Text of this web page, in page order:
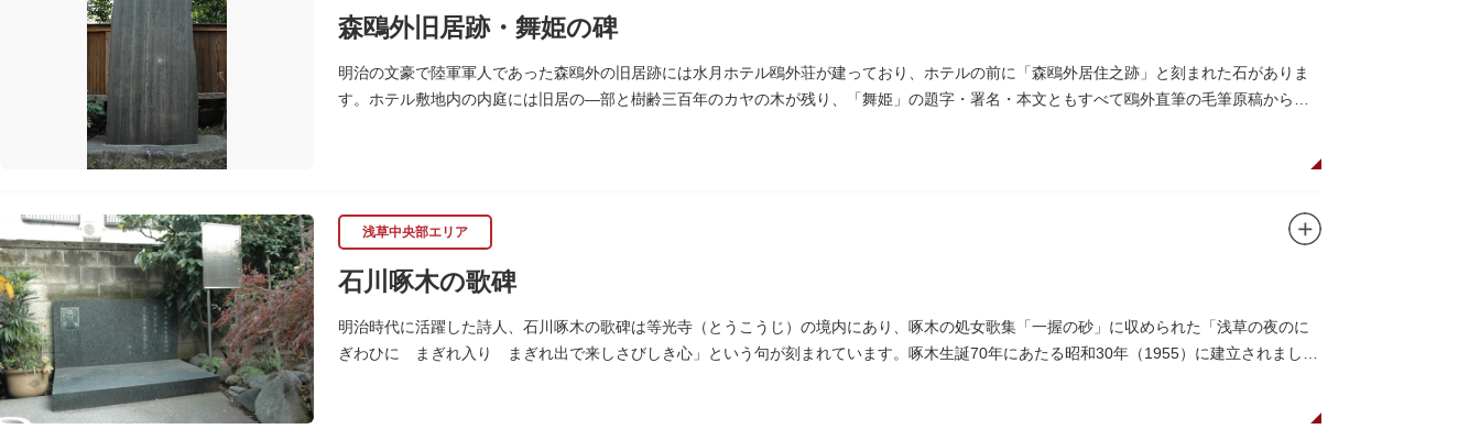
森鴎外旧居跡・舞姫の碑
明治の文豪で陸軍軍人であった森鴎外の旧居跡には水月ホテル鴎外荘が建っており、ホテルの前に「森鴎外居住之跡」と刻まれた石がありま
す。ホテル敷地内の内庭には旧居の―部と樹齢三百年のカヤの木が残り、「舞姫」の題字・署名・本文ともすべて鴎外直筆の毛筆原稿からと
浅草中央部エリア
石川啄木の歌碑
明治時代に活躍した詩人、石川啄木の歌碑は等光寺（とうこうじ）の境内にあり、啄木の処女歌集「一握の砂」に収められた「浅草の夜のに
ぎわひに まぎれ入り まぎれ出で来しさびしき心」という句が刻まれています。啄木生誕70年にあたる昭和30年（1955）に建立されまし